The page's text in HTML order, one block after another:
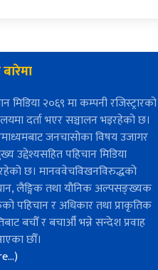
बारेमा
मिडिया २०६९ मा कम्पनी रजिस्ट्रारको
दर्ता भएर सञ्चालन भइरहेको छ।
जनचासोका विषय उजागर
उद्देश्यसहित पहिचान मिडिया
छ। मानववेचविखनविरुद्धको
लैङ्गिक तथा यौनिक अल्पसङ्ख्यक
पहिचान र अधिकार तथा प्राकृतिक
बचौँ र बचाऔँ भन्ने सन्देश प्रवाह
छौँ।